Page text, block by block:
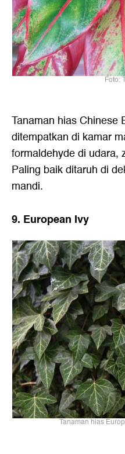
Foto:
Tanaman hias Chinese
ditempatkan di kamar
formaldehyde di udara,
Paling baik ditaruh di
mandi.
9. European Ivy
Tanaman hias